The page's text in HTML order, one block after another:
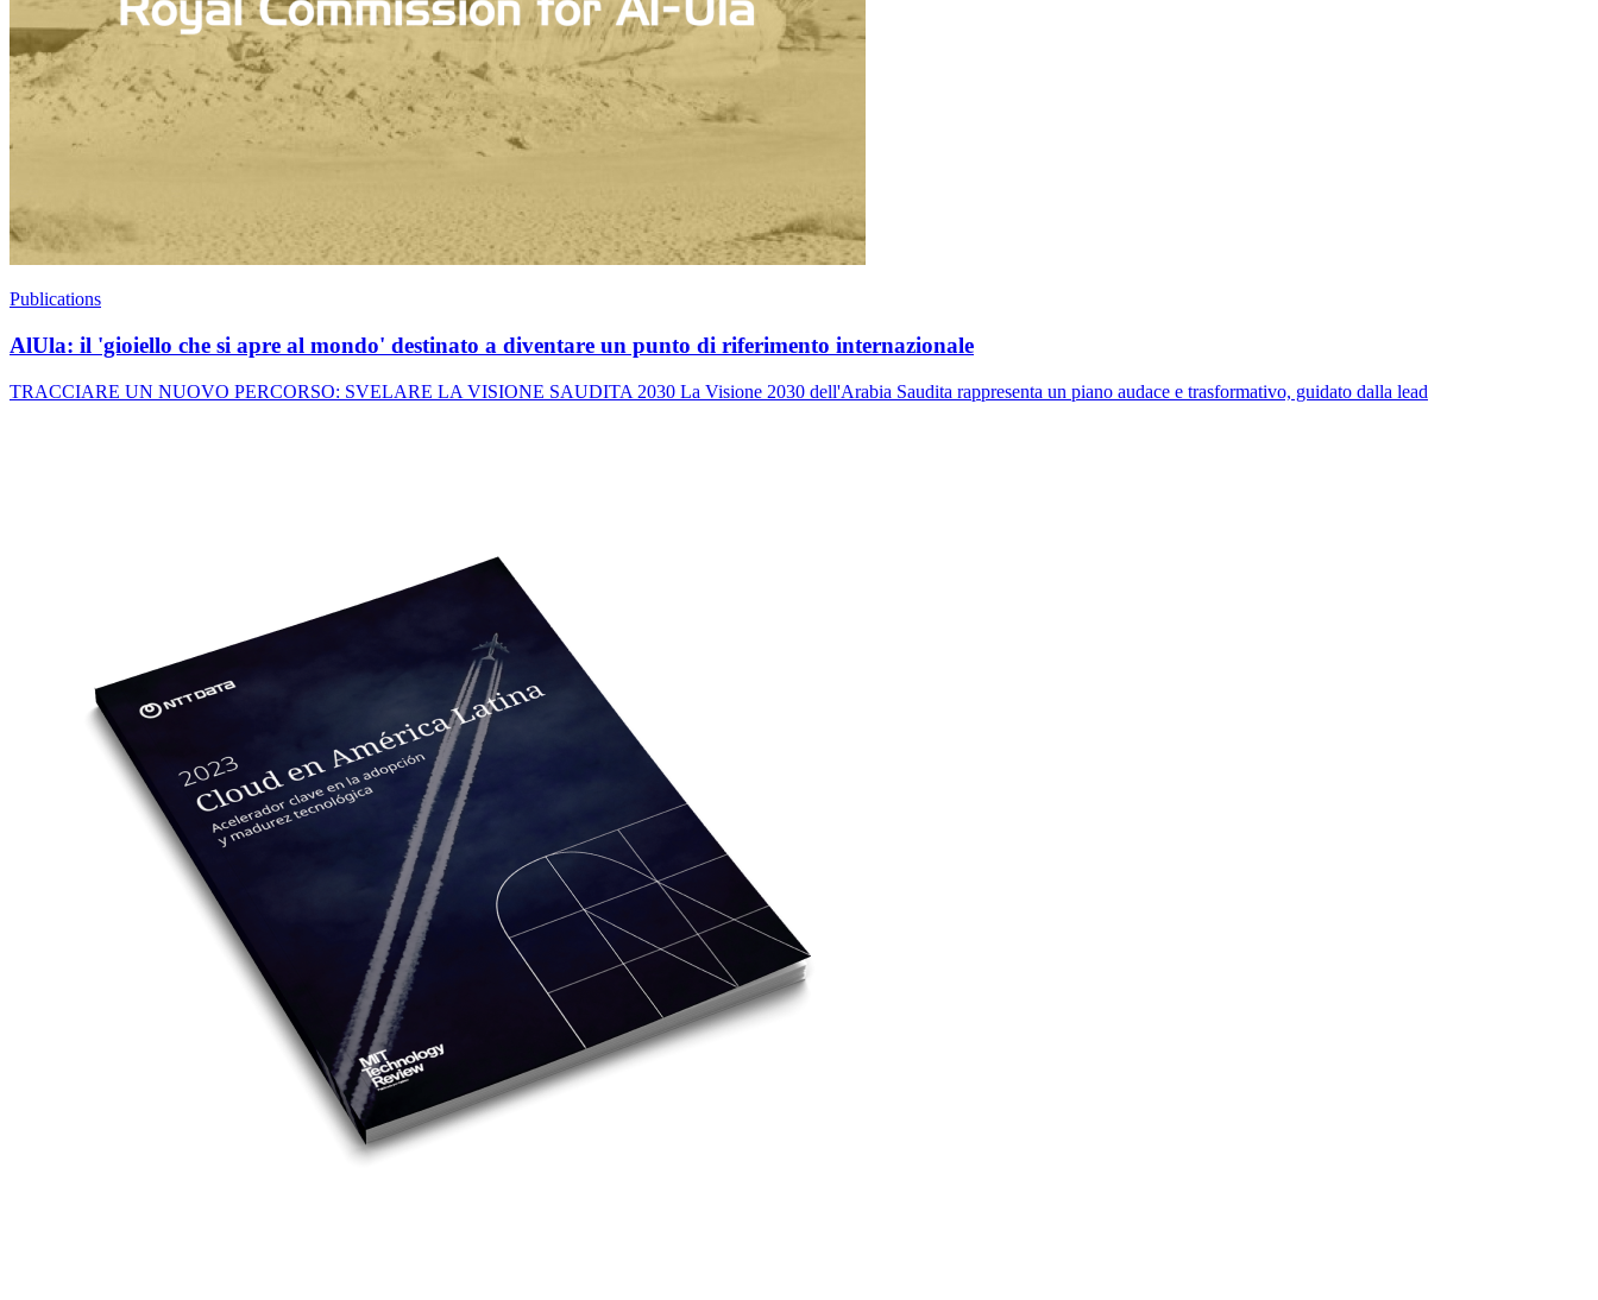
Publications
AlUla: il 'gioiello che si apre al mondo' destinato a diventare un punto di riferimento internazionale
TRACCIARE UN NUOVO PERCORSO: SVELARE LA VISIONE SAUDITA 2030 La Visione 2030 dell'Arabia Saudita rappresenta un piano audace e trasformativo, guidato dalla lead